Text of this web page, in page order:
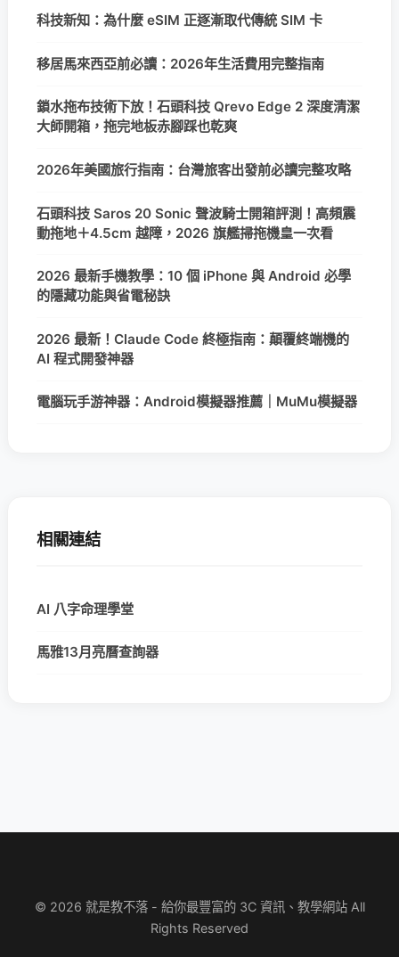
科技新知：為什麼 eSIM 正逐漸取代傳統 SIM 卡
移居馬來西亞前必讀：2026年生活費用完整指南
鎖水拖布技術下放！石頭科技 Qrevo Edge 2 深度清潔
大師開箱，拖完地板赤腳踩也乾爽
2026年美國旅行指南：台灣旅客出發前必讀完整攻略
石頭科技 Saros 20 Sonic 聲波騎士開箱評測！高頻震
動拖地＋4.5cm 越障，2026 旗艦掃拖機皇一次看
2026 最新手機教學：10 個 iPhone 與 Android 必學
的隱藏功能與省電秘訣
2026 最新！Claude Code 終極指南：顛覆終端機的
AI 程式開發神器
電腦玩手游神器：Android模擬器推薦｜MuMu模擬器
相關連結
AI 八字命理學堂
馬雅13月亮曆查詢器
© 2026 就是教不落 - 給你最豐富的 3C 資訊、教學網站 All
Rights Reserved